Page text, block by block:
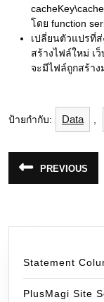
โดย function
เปลี่ยนตัวแปรที่ส่
สร้างไฟล์ใหม่ เ
จะมีไฟล์ถูกสร้าง
ป้ายกำกับ: Data
แนะแนว
เรื่อง
PREVIOUS
post:
Statement
PlusMagi Site